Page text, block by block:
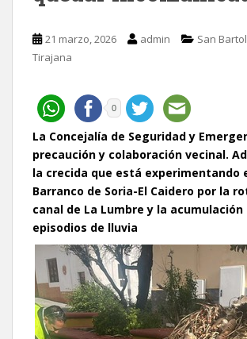
21 marzo, 2026 admin
San
Tirajana
0
La Concejalía de Seguridad y
precaución y colaboración vecinal.
la crecida que está experimentando
Barranco de Soria-El Caidero por la
canal de La Lumbre y la acumulación
episodios de lluvia